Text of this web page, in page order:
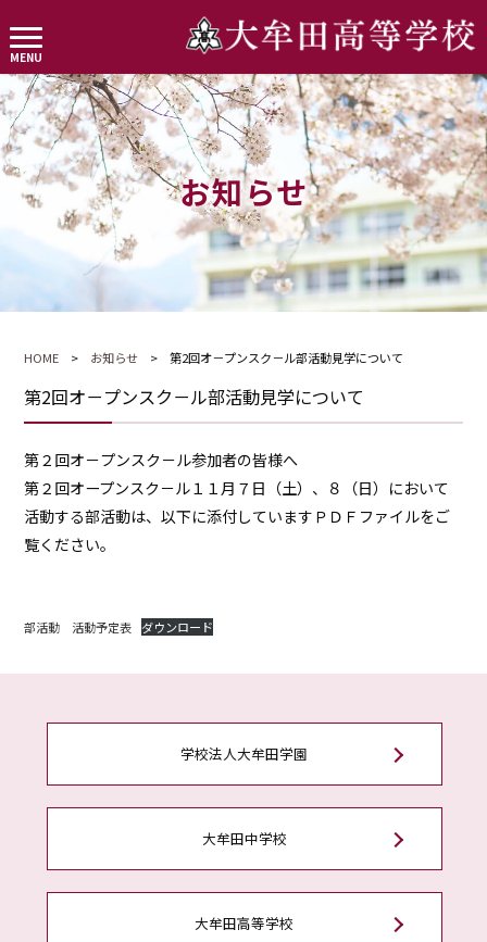
お知らせ
HOME > お知らせ > 第2回オ－プンスク－ル部活動見学について
第2回オ－プンスク－ル部活動見学について
第２回オ－プンスク－ル参加者の皆様へ
第２回オープンスク－ル１１月７日（土）、８（日）において
活動する部活動は、以下に添付していますＰＤＦファイルをご
覧ください。
部活動 活動予定表 ダウンロード
学校法人大牟田学園
大牟田中学校
大牟田高等学校